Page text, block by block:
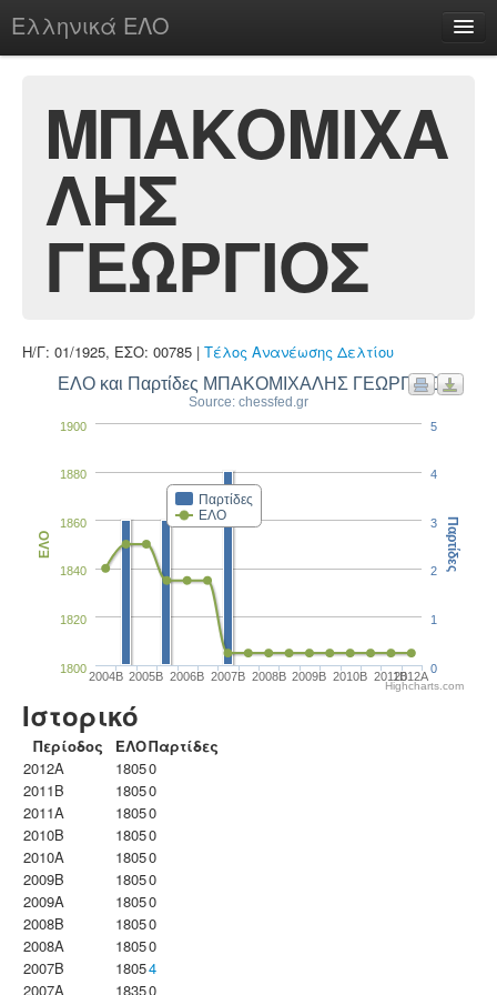
Ελληνικά ΕΛΟ
chesstu.be @ discord
Login
ΜΠΑΚΟΜΙΧΑ
ΛΗΣ
ΓΕΩΡΓΙΟΣ
Η/Γ: 01/1925, ΕΣΟ: 00785 | Τέλος Ανανέωσης Δελτίου
ΕΛΟ και Παρτίδες ΜΠΑΚΟΜΙΧΑΛΗΣ ΓΕΩΡΓΙΟΣ
Source: chessfed.gr
Παρτίδες
ΕΛΟ
2004B 2005B 2006B 2007B 2008B 2009B 2010B 2011B2012A
1800
1820
1840
1860
1880
1900
ΕΛΟ
0
1
2
3
4
5
Παρτίδες
Highcharts.com
Ιστορικό
Περίοδος ΕΛΟΠαρτίδες
2012A
18050
2011B
18050
2011A
18050
2010B
18050
2010A
18050
2009B
18050
2009A
18050
2008B
18050
2008A
18050
2007B
18054
2007A
18350